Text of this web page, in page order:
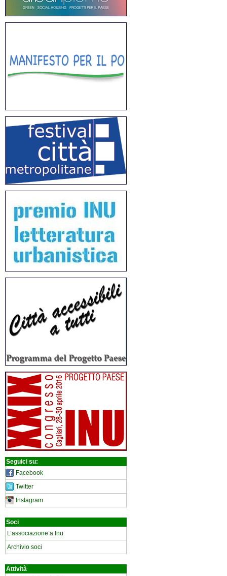
Seguici su:
Facebook
Twitter
Instagram
Soci
L’associazione a Inu
Archivio soci
Attività